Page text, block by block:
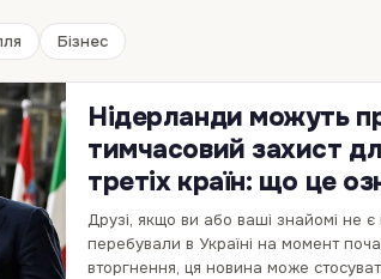
Бізнес
Нідерланди можуть
тимчасовий захист
третіх країн: що це
Друзі, якщо ви або ваші знайомі не
перебували в Україні на момент
вторгнення, ця новина може